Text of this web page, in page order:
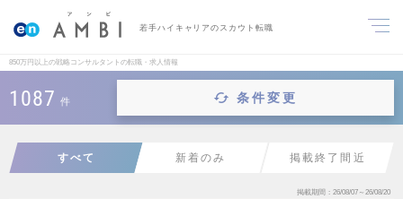
若手ハイキャリアのスカウト転職
850万円以上の戦略コンサルタントの転職・求人情報
1087 件 条件変更
すべて 新着のみ 掲載終了間近
掲載期間 26/08/07～26/08/20